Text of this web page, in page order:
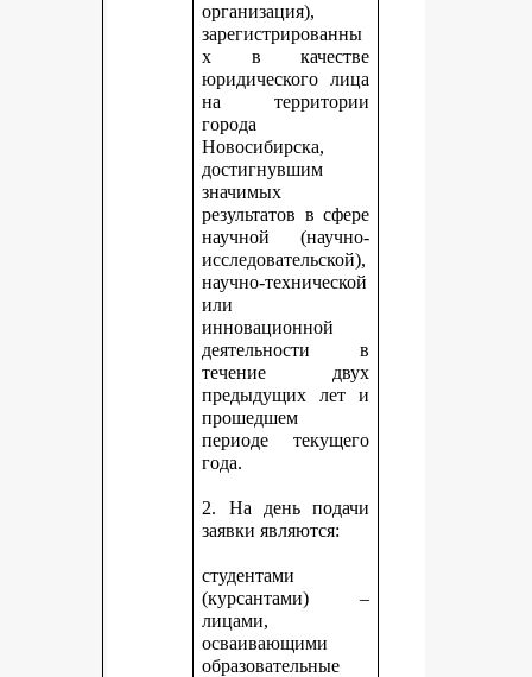
организация),
зарегистрированны
х в качестве
юридического лица
на территории
города
Новосибирска,
достигнувшим
значимых
результатов в сфере
научной (научно-
исследовательской),
научно-технической
или
инновационной
деятельности в
течение двух
предыдущих лет и
прошедшем
периоде текущего
года.
2. На день подачи
заявки являются:
студентами
(курсантами) –
лицами,
осваивающими
образовательные